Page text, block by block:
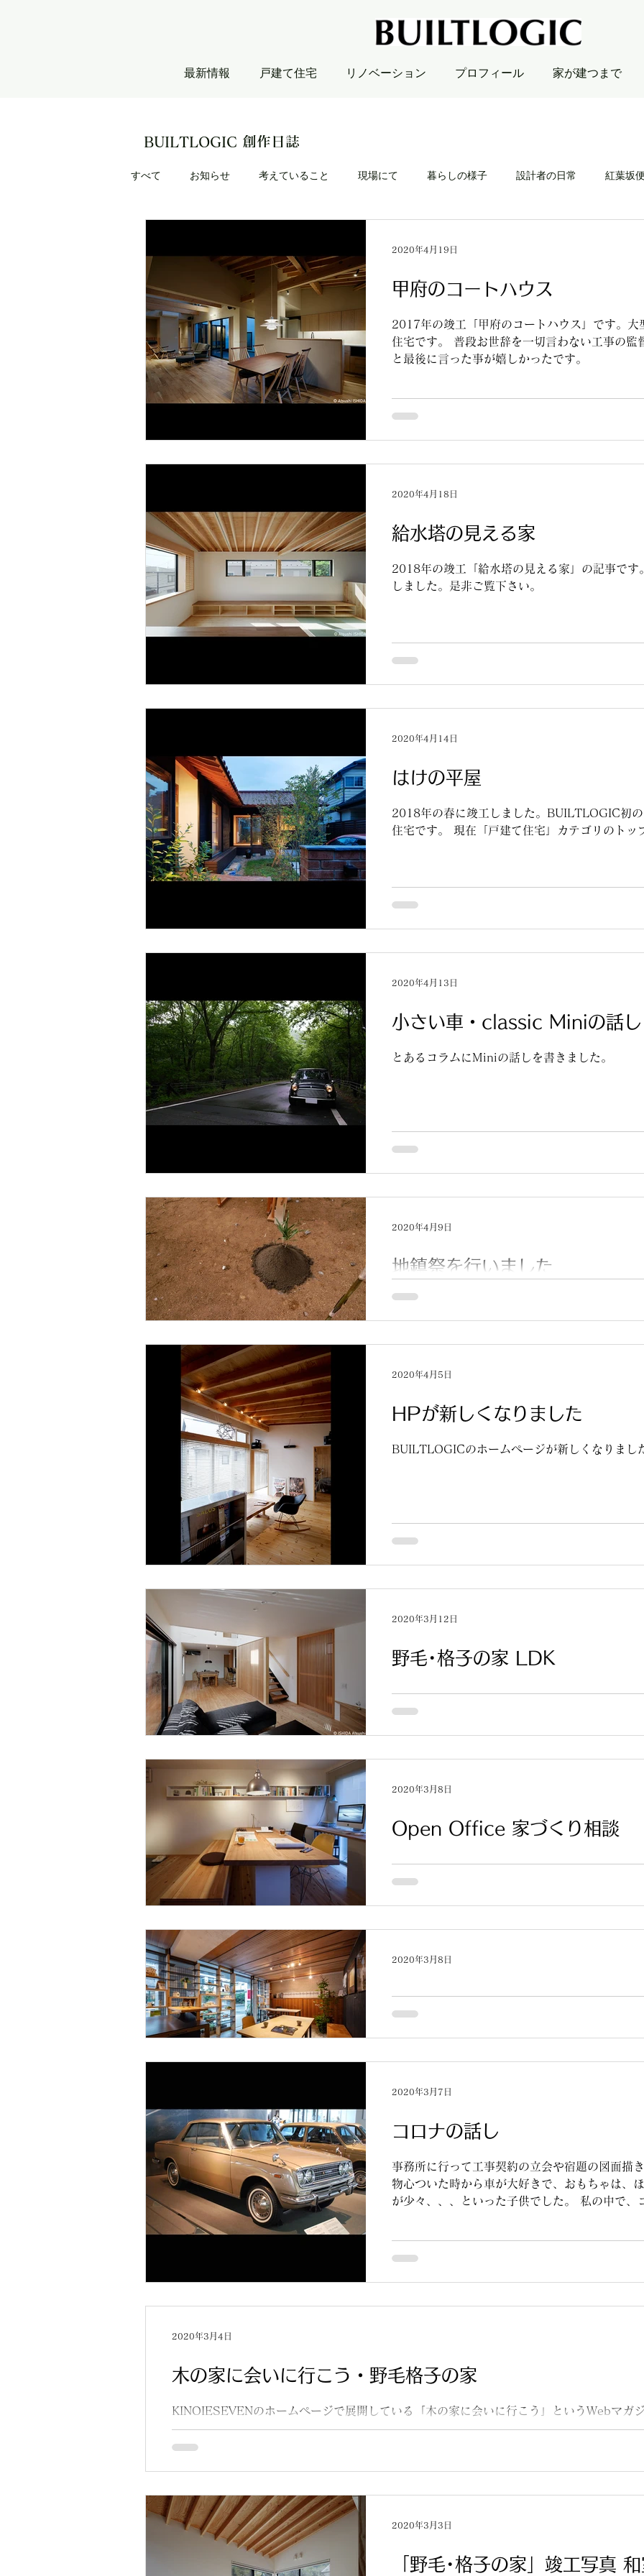
最新情報 戸建て住宅 リノベーション プロフィール 家が建つまで
BUILTLOGIC 創作日誌
すべて お知らせ 考えていること 現場にて 暮らしの様子 設計者の日常 紅葉坂
甲府のコートハウス
2017年の竣工「甲府のコートハウス」です。大
住宅です。 普段お世辞を一切言わない工事の監
と最後に言った事が嬉しかったです。
2020年4月19日
給水塔の見える家
2018年の竣工「給水塔の見える家」の記事です
しました。是非ご覧下さい。
2020年4月18日
はけの平屋
2018年の春に竣工しました。BUILTLOGIC初
住宅です。 現在「戸建て住宅」カテゴリのトッ
2020年4月14日
小さい車・classic Miniの話し
とあるコラムにMiniの話しを書きました。
2020年4月13日
地鎮祭を行いました
コロナの影響が拡大していますが、先日地鎮祭
2020年4月9日
HPが新しくなりました
BUILTLOGICのホームページが新しくなりまし
2020年4月5日
野毛･格子の家 LDK
１年前に竣工した「野毛･格子の家」竣工写真
前の格子戸の先が玄関になっています。鉄骨の
2020年3月12日
Open Office 家づくり相談
オープンオフィス／家づくり相談のお知らせで
事務所をオープンにして家づくりの無料相談を
2020年3月8日
家づくりの会 相談窓口 市ヶ谷
て頂き、
2020年3月8日
コロナの話し
事務所に行って工事契約の立会や宿題の図面描
物心ついた時から車が大好きで、おもちゃは、
が少々、、、といった子供でした。 私の中で、
2020年3月7日
木の家に会いに行こう・野毛格子の家
KINOIESEVENのホームページで展開している「木の家に会いに行こう」というWebマガ
レポートしてもらいました。 書いて下さったのは、小野育代建築設計事務所・小野育代さ
2020年3月4日
「野毛･格子の家」竣工写真
2020年3月3日